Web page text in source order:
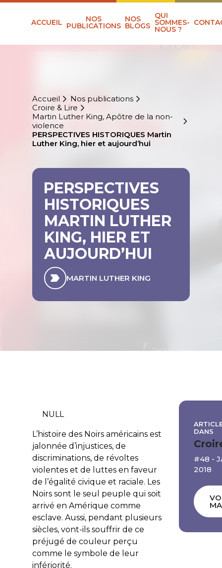
ACCUEIL NOS
PUBLICATIONS
NOS
BLOGS
QUI
SOMMES-
NOUS ?
Accueil
Nos publications
Croire & Lire
Martin Luther King, Apôtre de la non-
violence
PERSPECTIVES HISTORIQUES Martin
Luther King, hier et aujourd’hui
PERSPECTIVES
HISTORIQUES
MARTIN LUTHER
KING, HIER ET
AUJOURD’HUI
MARTIN LUTHER KING
NULL
L’histoire des Noirs américains est
jalonnée d’injustices, de
discriminations, de révoltes
violentes et de luttes en faveur
de l’égalité civique et raciale. Les
Noirs sont le seul peuple qui soit
arrivé en Amérique comme
esclave. Aussi, pendant plusieurs
siècles, vont-ils souffrir de ce
préjugé de couleur perçu
comme le symbole de leur
infériorité.
DANS
#48 -
2018